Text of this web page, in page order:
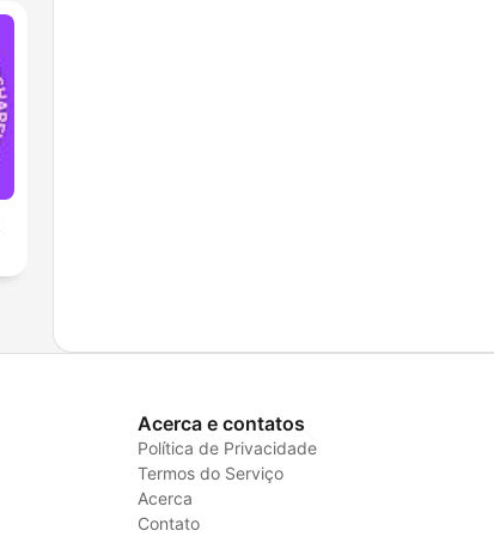
Acerca e contatos
Política de Privacidade
Termos do Serviço
Acerca
Contato